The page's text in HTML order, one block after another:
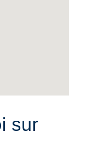
sur